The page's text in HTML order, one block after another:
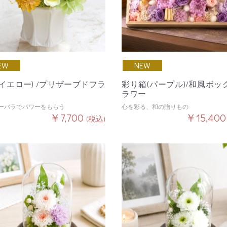
エロー) /プリザーブドフラ
バラでパワーをもらう
￥7,700 (税込)
NEW
彩り箱(パープル)/和風ボッ
ラワー
心を彩る、和の贈りもの
￥